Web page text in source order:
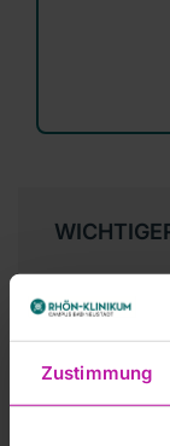
Zustimmung
Informationen
Sie sich bei